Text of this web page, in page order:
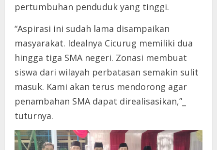
pertumbuhan penduduk yang tinggi.
“Aspirasi ini sudah lama disampaikan
masyarakat. Idealnya Cicurug memiliki dua
hingga tiga SMA negeri. Zonasi membuat
siswa dari wilayah perbatasan semakin sulit
masuk. Kami akan terus mendorong agar
penambahan SMA dapat direalisasikan,”_
tuturnya.